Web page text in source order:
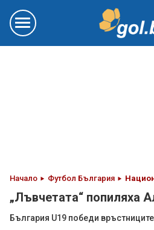
Начало Футбол България
„Лъвчетата“ попиляха
България U19 победи